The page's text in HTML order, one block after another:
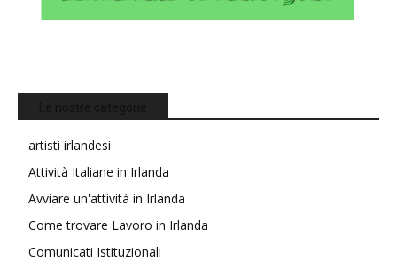
artisti irlandesi
Attività Italiane in Irlanda
Avviare un'attività in Irlanda
Come trovare Lavoro in Irlanda
Comunicati Istituzionali